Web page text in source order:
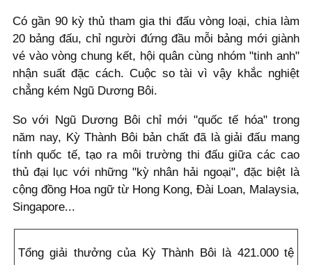
Có gần 90 kỳ thủ tham gia thi đấu vòng loại, chia làm
20 bảng đấu, chỉ người đứng đầu mỗi bảng mới giành
vé vào vòng chung kết, hội quân cùng nhóm "tinh anh"
nhận suất đặc cách. Cuộc so tài vì vậy khắc nghiệt
chẳng kém Ngũ Dương Bôi.
So với Ngũ Dương Bôi chỉ mới "quốc tế hóa" trong
năm nay, Kỳ Thành Bôi bản chất đã là giải đấu mang
tính quốc tế, tạo ra môi trường thi đấu giữa các cao
thủ đại lục với những "kỳ nhân hải ngoại", đặc biệt là
cộng đồng Hoa ngữ từ Hong Kong, Đài Loan, Malaysia,
Singapore...
Tổng giải thưởng của Kỳ Thành Bôi là 421.000 tệ